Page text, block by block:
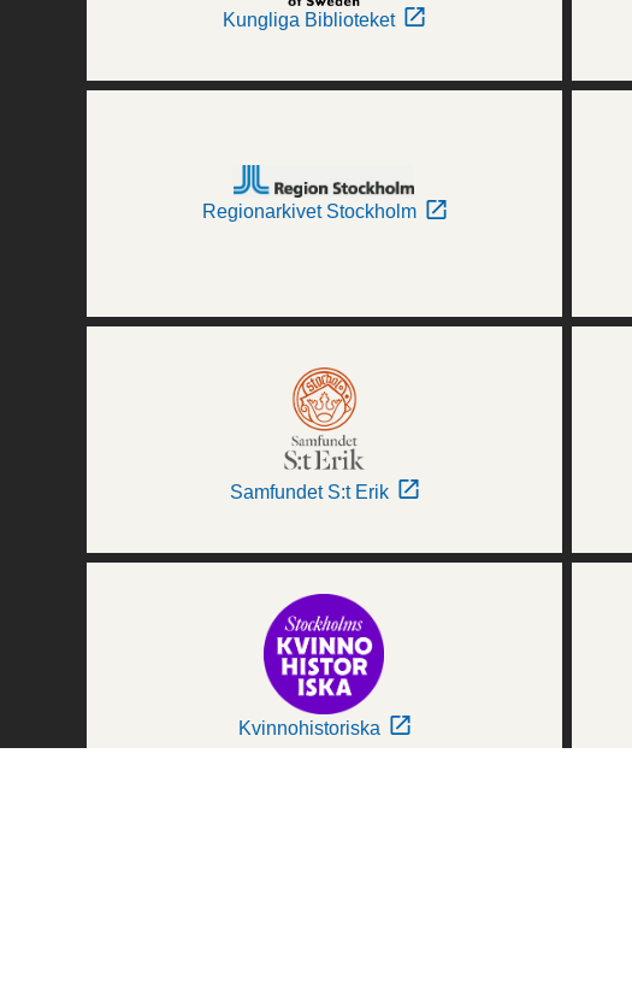
Kungliga Biblioteket
Regionarkivet Stockholm
Samfundet S:t Erik
Kvinnohistoriska